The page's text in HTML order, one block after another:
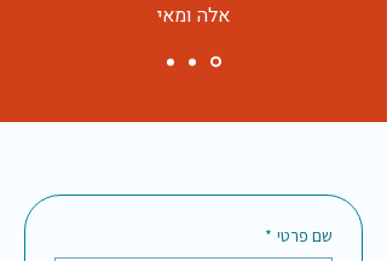
אלה ומאי
שם פרטי *